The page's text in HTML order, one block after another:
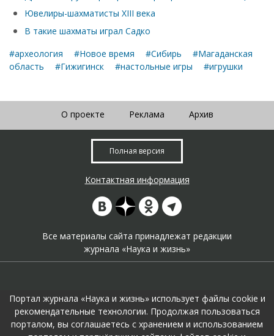
Ювелиры-шахматисты XIII века
В такие шахматы играл Садко
#археология
#Новое время #Сибирь
#Магаданская
область
#Гижигинск #настольные игры #игрушки
О проекте Реклама Архив
Полная версия
Контактная информация
Все материалы сайта принадлежат редакции
журнала «Наука и жизнь»
На портале применяютсярекомендательные технологии
Портал журнала «Наука и жизнь» использует файлы cookie и
рекомендательные технологии. Продолжая пользоваться
порталом, вы соглашаетесь с хранением и использованием